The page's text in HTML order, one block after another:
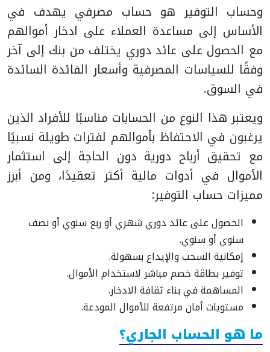
وحساب التوفير هو حساب مصرفي يهدف في
الأساس إلى مساعدة العملاء على ادخار أموالهم
مع الحصول على عائد دوري يختلف من بنك إلى آخر
وفقًا للسياسات المصرفية وأسعار الفائدة السائدة
في السوق.
ويعتبر هذا النوع من الحسابات مناسبًا للأفراد الذين
يرغبون في الاحتفاظ بأموالهم لفترات طويلة نسبيًا
مع تحقيق أرباح دورية دون الحاجة إلى استثمار
الأموال في أدوات مالية أكثر تعقيدًا، ومن أبرز
مميزات حساب التوفير:
الحصول على عائد دوري شهري أو ربع سنوي أو نصف
سنوي أو سنوي.
إمكانية السحب والإيداع بسهولة.
توفير بطاقة خصم مباشر لاستخدام الأموال.
المساهمة في بناء ثقافة الادخار.
مستويات أمان مرتفعة للأموال المودعة.
ما هو الحساب الجاري؟